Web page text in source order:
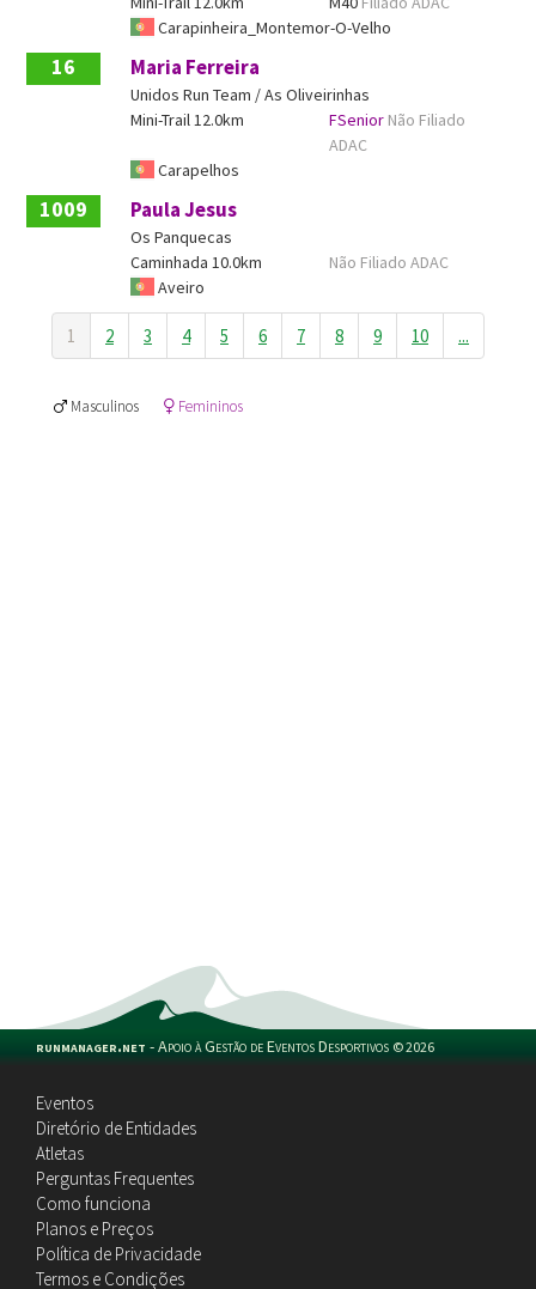
Carapinheira_Montemor-O-Velho
16 Maria Ferreira
Unidos Run Team / As Oliveirinhas
Mini-Trail 12.0km
FSenior Não Filiado
ADAC
Carapelhos
1009 Paula Jesus
Os Panquecas
Caminhada 10.0km
Não Filiado ADAC
Aveiro
1 2 3 4 5 6 7 8 9 10 ...
Masculinos Femininos
runmanager.net -Apoio à Gestão de Eventos Desportivos ©2026
Eventos
Diretório de Entidades
Atletas
Perguntas Frequentes
Como funciona
Planos e Preços
Política de Privacidade
Termos e Condições